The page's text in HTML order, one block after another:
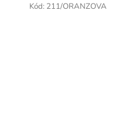
Kód: 211/ORANZOVA